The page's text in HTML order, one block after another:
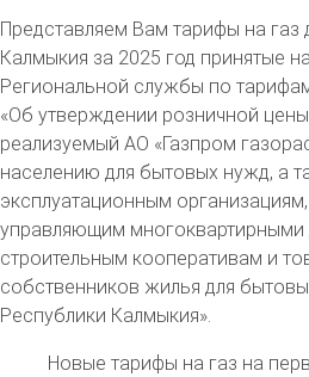
Представляем Вам тарифы на газ
Калмыкия за 2025 год принятые
Региональной службы по
«Об утверждении розничной
реализуемый АО «Газпром
населению для бытовых нужд, а
эксплуатационным
управляющим
строительным кооперативам и
собственников жилья для
Республики Калмыкия».
Новые тарифы на газ на